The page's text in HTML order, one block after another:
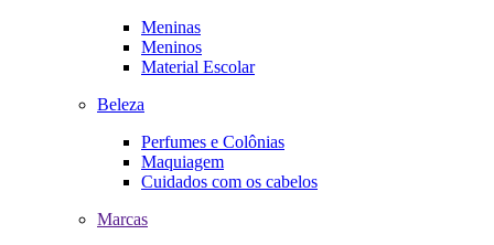
Meninas
Meninos
Material Escolar
Beleza
Perfumes e Colônias
Maquiagem
Cuidados com os cabelos
Marcas